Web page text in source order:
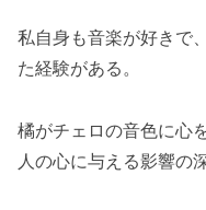
私自身も音楽が好きで
た経験がある。
橘がチェロの音色に心
人の心に与える影響の